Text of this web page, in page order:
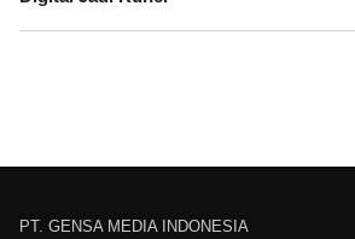
PT. GENSA MEDIA INDONESIA